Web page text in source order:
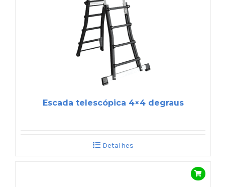
Escada telescópica 4×4 degraus
Detalhes